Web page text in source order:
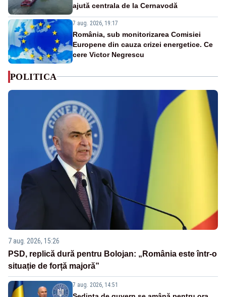
ajută centrala de la Cernavodă
7 aug. 2026, 19:17
România, sub monitorizarea Comisiei
Europene din cauza crizei energetice. Ce
cere Victor Negrescu
POLITICA
7 aug. 2026, 15:26
PSD, replică dură pentru Bolojan: „România este într-o
situație de forță majoră”
7 aug. 2026, 14:51